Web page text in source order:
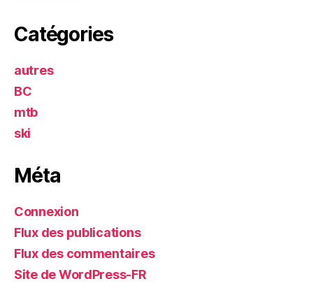
Catégories
autres
BC
mtb
ski
Méta
Connexion
Flux des publications
Flux des commentaires
Site de WordPress-FR